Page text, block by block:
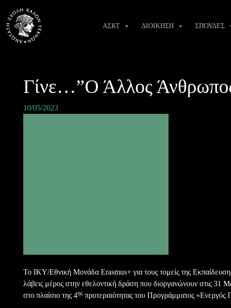
content
ΑΣΚΤ ΔΙΟΙΚΗΣΗ ΣΠΟΥΔΕΣ
Γίνε…”Ο Άλλος
10/05/2023
Το ΙΚΥ/Εθνική Μονάδα Erasmus+ για τους τομείς της
λάβεις μέρος στην εθελοντική δράση που διοργανώνουν στις
στο πλαίσιο της 4ης προτεραιότητας του Προγράμματος «Ενεργός